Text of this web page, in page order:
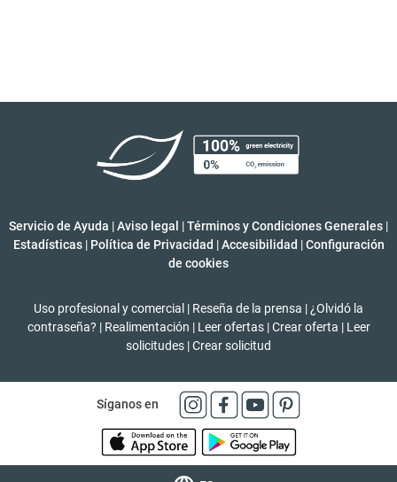
Servicio de Ayuda |Aviso legal |Términos y Condiciones Generales |
Estadísticas | Política de Privacidad | Accesibilidad | Configuración
de cookies
Uso profesional y comercial | Reseña de la prensa | ¿Olvidó la
contraseña? | Realimentación | Leer ofertas | Crear oferta | Leer
solicitudes |Crear solicitud
Síganos en